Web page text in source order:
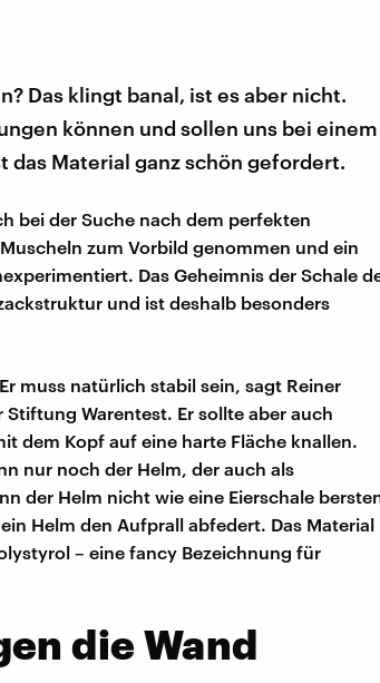
Das klingt banal, ist es aber nicht.
können und sollen uns bei einem
das Material ganz schön gefordert.
bei der Suche nach dem perfekten
zum Vorbild genommen und ein
Das Geheimnis der Schale
und ist deshalb besonders
muss natürlich stabil sein, sagt Reiner
Warentest. Er sollte aber auch
dem Kopf auf eine harte Fläche knallen.
nur noch der Helm, der auch als
der Helm nicht wie eine Eierschale
Helm den Aufprall abfedert. Das Material
– eine fancy Bezeichnung für
die Wand